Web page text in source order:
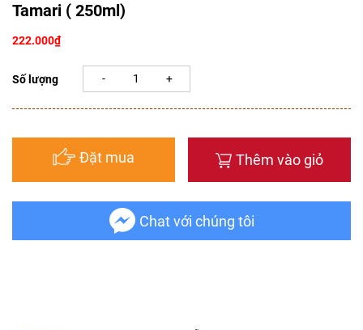
Tamari ( 250ml)
222.000₫
Số lượng
Đặt mua Thêm vào giỏ
Chat với chúng tôi